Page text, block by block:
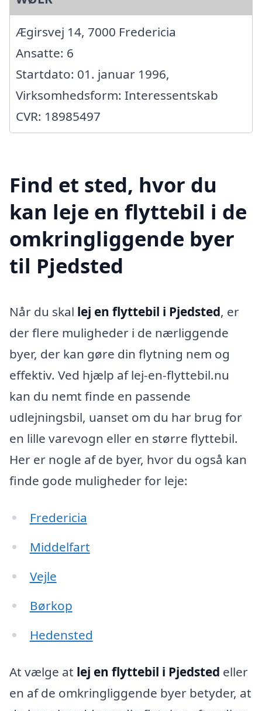
Ægirsvej 14, 7000 Fredericia
Ansatte: 6
Startdato: 01. januar 1996,
Virksomhedsform: Interessentskab
CVR: 18985497
Find et sted, hvor du
kan leje en flyttebil i de
omkringliggende byer
til Pjedsted
Når du skal lej en flyttebil i Pjedsted, er
der flere muligheder i de nærliggende
byer, der kan gøre din flytning nem og
effektiv. Ved hjælp af lej-en-flyttebil.nu
kan du nemt finde en passende
udlejningsbil, uanset om du har brug for
en lille varevogn eller en større flyttebil.
Her er nogle af de byer, hvor du også kan
finde gode muligheder for leje:
Fredericia
Middelfart
Vejle
Børkop
Hedensted
At vælge at lej en flyttebil i Pjedsted eller
en af de omkringliggende byer betyder, at